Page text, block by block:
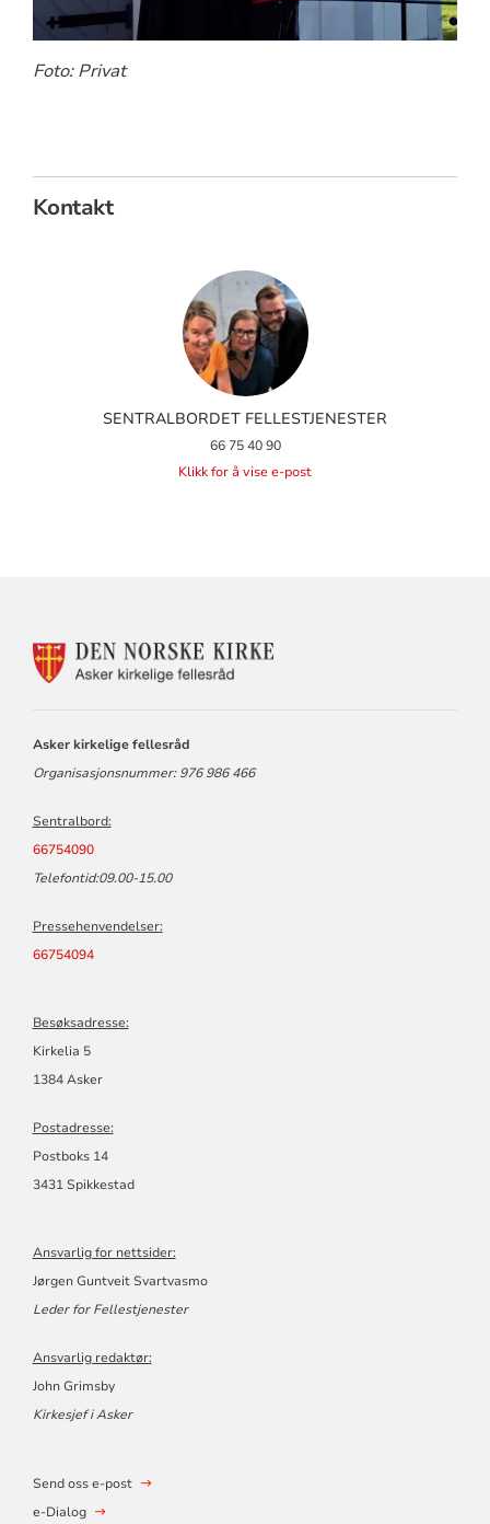
Foto: Privat
Kontakt
SENTRALBORDET FELLESTJENESTER
66 75 40 90
Klikk for å vise e-post
KONTAKTINFORMASJON
Asker kirkelige fellesråd
Organisasjonsnummer: 976 986 466
Sentralbord:
66754090
Telefontid:09.00-15.00
Pressehenvendelser:
66754094
Besøksadresse:
Kirkelia 5
1384 Asker
Postadresse:
Postboks 14
3431 Spikkestad
Ansvarlig for nettsider:
Jørgen Guntveit Svartvasmo
Leder for Fellestjenester
Ansvarlig redaktør:
John Grimsby
Kirkesjef i Asker
Send oss e-post
e-Dialog